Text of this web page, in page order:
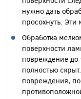
нужно дать
просохнуть. Эти
Обработка
поверхности
повреждение до
полностью
повреждения,